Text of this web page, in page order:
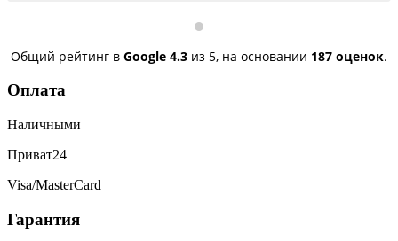
сегодня получила телефон, всё исправили, заряд
Общий рейтинг в Google 4.3 из 5, на основании 187 оценок.
Оплата
Наличными
Приват24
Visa/MasterCard
Гарантия